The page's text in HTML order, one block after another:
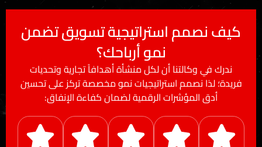
استراتيجية تسويق تضمن
نمو أرباحك؟
أن لكل منشأة أهدافاً تجارية وتحديات
استراتيجيات نمو مخصصة تركز على تحسين
الرقمية لضمان كفاءة الإنفاق: